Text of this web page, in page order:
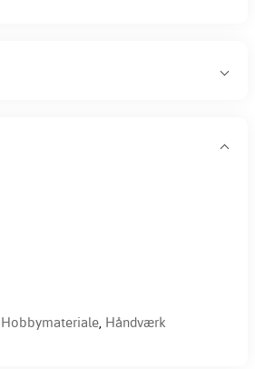
Hobbymateriale, Håndværk